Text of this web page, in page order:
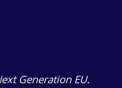
Generation EU.